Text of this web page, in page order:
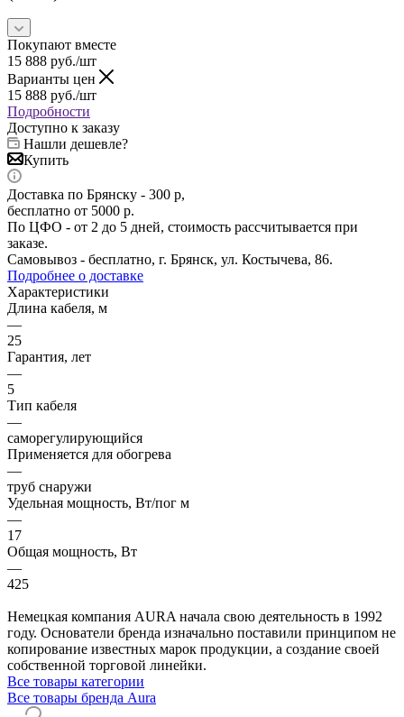
Покупают вместе
15 888 руб./шт
Варианты цен
15 888 руб./шт
Подробности
Доступно к заказу
Нашли дешевле?
Купить
Доставка по Брянску - 300 р,
бесплатно от 5000 р.
По ЦФО - от 2 до 5 дней, стоимость рассчитывается при
заказе.
Самовывоз - бесплатно, г. Брянск, ул. Костычева, 86.
Подробнее о доставке
Характеристики
Длина кабеля, м
—
25
Гарантия, лет
—
5
Тип кабеля
—
саморегулирующийся
Применяется для обогрева
—
труб снаружи
Удельная мощность, Вт/пог м
—
17
Общая мощность, Вт
—
425
Немецкая компания AURA начала свою деятельность в 1992
году. Основатели бренда изначально поставили принципом не
копирование известных марок продукции, а создание своей
собственной торговой линейки.
Все товары категории
Все товары бренда Aura